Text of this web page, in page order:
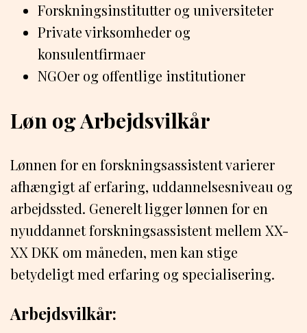
Forskningsinstitutter og universiteter
Private virksomheder og
konsulentfirmaer
NGOer og offentlige institutioner
Løn og Arbejdsvilkår
Lønnen for en forskningsassistent varierer
afhængigt af erfaring, uddannelsesniveau og
arbejdssted. Generelt ligger lønnen for en
nyuddannet forskningsassistent mellem XX-
XX DKK om måneden, men kan stige
betydeligt med erfaring og specialisering.
Arbejdsvilkår: